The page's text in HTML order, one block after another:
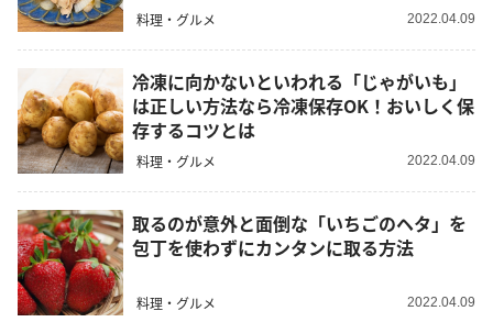
料理・グルメ 2022.04.09
冷凍に向かないといわれる「じゃがいも」
は正しい方法なら冷凍保存OK！おいしく保
存するコツとは
料理・グルメ 2022.04.09
取るのが意外と面倒な「いちごのヘタ」を
包丁を使わずにカンタンに取る方法
料理・グルメ 2022.04.09